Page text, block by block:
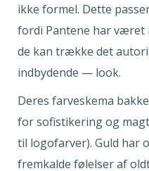
ikke formel. Dette
fordi Pantene har været
de kan trække det
indbydende — look.
Deres farveskema
for sofistikering og
til logofarver). Guld har
fremkalde følelser af